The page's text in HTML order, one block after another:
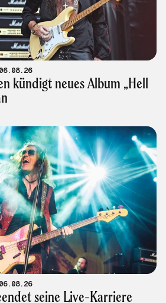
veröffentlicht am: 06.08.26
kündigt neues Album „Hell
veröffentlicht am: 06.08.26
seine Live-Karriere